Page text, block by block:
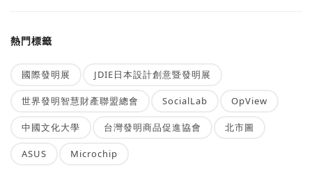
熱門標籤
國際發明展 JDIE日本設計創意暨發明展
世界發明智慧財產聯盟總會 SocialLab OpView
中國文化大學 台灣發明商品促進協會 北市圖
ASUS Microchip